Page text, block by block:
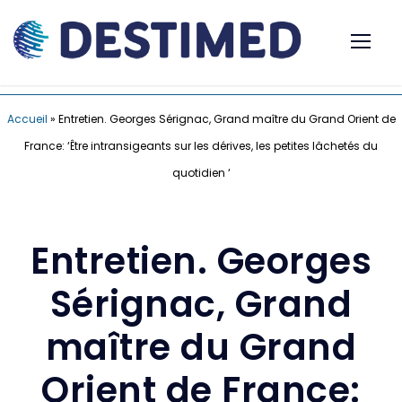
Accueil » Entretien. Georges Sérignac, Grand maître du Grand Orient de
France: ‘Être intransigeants sur les dérives, les petites lâchetés du
quotidien ‘
Entretien. Georges
Sérignac, Grand
maître du Grand
Orient de France: